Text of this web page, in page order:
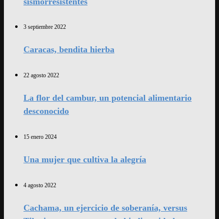
3 septiembre 2022
Caracas, bendita hierba
22 agosto 2022
La flor del cambur, un potencial alimentario
desconocido
15 enero 2024
Una mujer que cultiva la alegría
4 agosto 2022
Cachama, un ejercicio de soberanía, versus